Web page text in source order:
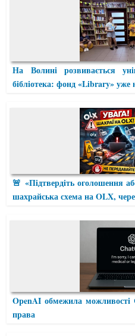
На Волині розвивається
бібліотека: фонд «Library» уже
🚨 «Підтвердіть оголошення
шахрайська схема на OLX,
OpenAI обмежила
права